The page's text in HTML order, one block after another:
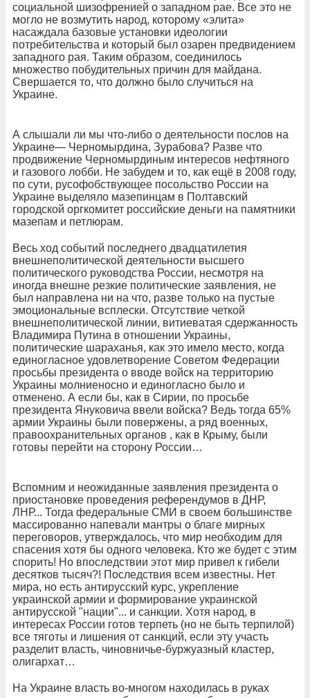
социальной шизофренией о западном рае. Все это не
могло не возмутить народ, которому «элита»
насаждала базовые установки идеологии
потребительства и который был озарен предвидением
западного рая. Таким образом, соединилось
множество побудительных причин для майдана.
Свершается то, что должно было случиться на
Украине.
А слышали ли мы что-либо о деятельности послов на
Украине— Черномырдина, Зурабова? Разве что
продвижение Черномырдиным интересов нефтяного
и газового лобби. Не забудем и то, как ещё в 2008 году,
по сути, русофобствующее посольство России на
Украине выделяло мазепинцам в Полтавский
городской оргкомитет российские деньги на памятники
мазепам и петлюрам.
Весь ход событий последнего двадцатилетия
внешнеполитической деятельности высшего
политического руководства России, несмотря на
иногда внешне резкие политические заявления, не
был направлена ни на что, разве только на пустые
эмоциональные всплески. Отсутствие четкой
внешнеполитической линии, витиеватая сдержанность
Владимира Путина в отношении Украины,
политические шараханья, как это имело место, когда
единогласное удовлетворение Советом Федерации
просьбы президента о вводе войск на территорию
Украины молниеносно и единогласно было и
отменено. А если бы, как в Сирии, по просьбе
президента Януковича ввели войска? Ведь тогда 65%
армии Украины были повержены, а ряд военных,
правоохранительных органов , как в Крыму, были
готовы перейти на сторону России…
Вспомним и неожиданные заявления президента о
приостановке проведения референдумов в ДНР,
ЛНР... Тогда федеральные СМИ в своем большинстве
массированно напевали мантры о благе мирных
переговоров, утверждалось, что мир необходим для
спасения хотя бы одного человека. Кто же будет с этим
спорить! Но впоследствии этот мир привел к гибели
десятков тысяч?! Последствия всем известны. Нет
мира, но есть антирусский курс, укрепление
украинской армии и формирование украинской
антирусской "нации"... и санкции. Хотя народ, в
интересах России готов терпеть (но не быть терпилой)
все тяготы и лишения от санкций, если эту участь
разделит власть, чиновничье-буржуазный кластер,
олигархат…
На Украине власть во-многом находилась в руках